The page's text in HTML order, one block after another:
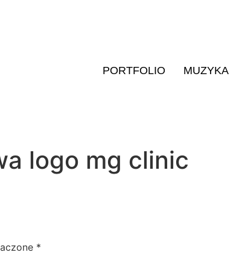
PORTFOLIO MUZYKA
logo mg clinic
*